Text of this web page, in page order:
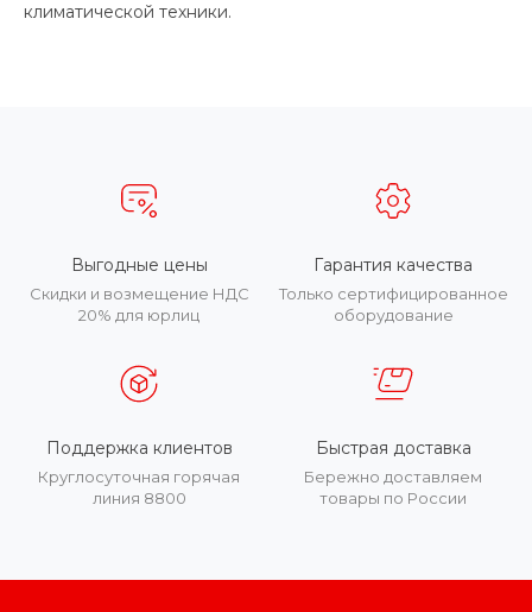
климатической техники.
Выгодные цены
Скидки и возмещение НДС
20% для юрлиц
Гарантия качества
Только сертифицированное
оборудование
Поддержка клиентов
Круглосуточная горячая
линия 8800
Быстрая доставка
Бережно доставляем
товары по России